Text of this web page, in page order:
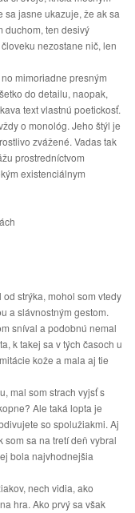
sa jasne ukazuje, že ak sa
duchom, ten desivý
nezostane nič, len
mimoriadne presným
do detailu, naopak,
text vlastnú poetickosť.
o monológ. Jeho štýl je
zvážené. Vadas tak
prostredníctvom
existenciálnym
strýka, mohol som vtedy
a slávnostným gestom.
sníval a podobnú nemal
k takej sa v tých časoch u
kože a mala aj tie
mal som strach vyjsť s
Ale taká lopta je
so spolužiakmi. Aj
som sa na tretí deň vybral
bola najvhodnejšia
nech vidia, ako
hra. Ako prvý sa však